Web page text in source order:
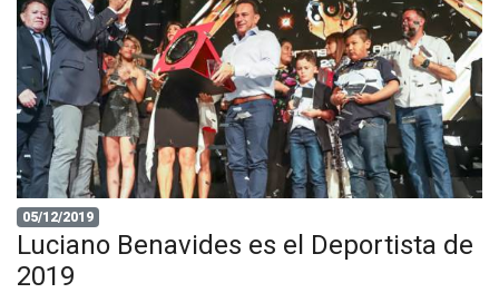
05/12/2019
Luciano Benavides es el Deportista de
2019